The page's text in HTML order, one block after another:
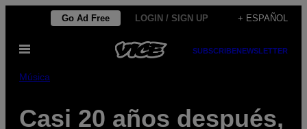
contenido
Go Ad Free LOGIN / SIGN UP + ESPAÑOL
Abrir
SUBSCRIBENEWSLETTER
Música
Casi 20 años después,